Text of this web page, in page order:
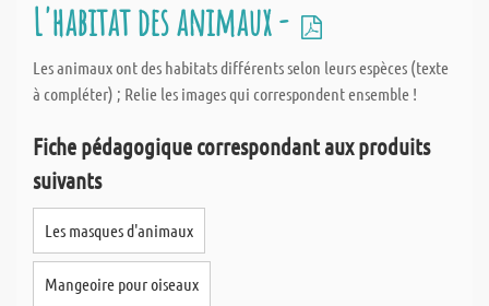
L'habitat des animaux -
Les animaux ont des habitats différents selon leurs espèces (texte
à compléter) ; Relie les images qui correspondent ensemble !
Fiche pédagogique correspondant aux produits
suivants
Les masques d'animaux
Mangeoire pour oiseaux